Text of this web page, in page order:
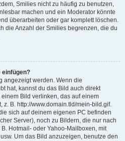
Smilies nicht zu häufig zu benutzen,
machen und ein Moderator könnte
überarbeiten oder gar komplett löschen.
die Anzahl der Smilies begrenzen, die du
einfügen?
angezeigt werden. Wenn die
hat, kannst du das Bild auch direkt
Bild verlinken, das auf einem
B. http://www.domain.tld/mein-bild.gif.
sich auf deinem eigenen PC befinden
Server), noch zu Bildern, die nur nach
Hotmail- oder Yahoo-Mailboxen, mit
Um das Bild anzuzeigen, benutze den